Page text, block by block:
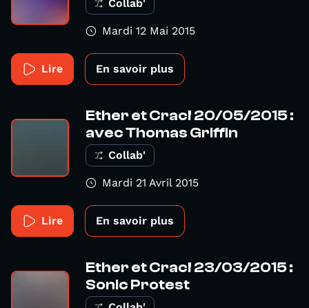
Collab'
Mardi 12 Mai 2015
Lire En savoir plus
Ether et Crac! 20/05/2015 :
avec Thomas Griffin
Collab'
Mardi 21 Avril 2015
Lire En savoir plus
Ether et Crac! 23/03/2015 :
Sonic Protest